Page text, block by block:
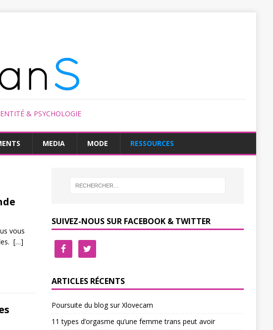
& PSYCHOLOGIE
MEDIA MODE RESSOURCES
vous
[…]
SUIVEZ-NOUS SUR FACEBOOK & TWITTER
ARTICLES RÉCENTS
Poursuite du blog sur Xlovecam
11 types d’orgasme qu’une femme trans peut avoir